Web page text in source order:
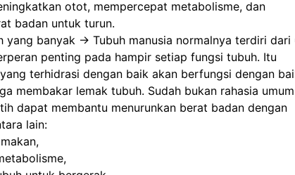
otot, mempercepat metabolisme, dan
badan untuk turun.
yang banyak -> Tubuh manusia normalnya terdiri dari
penting pada hampir setiap fungsi tubuh. Itu
terhidrasi dengan baik akan berfungsi dengan
membakar lemak tubuh. Sudah bukan rahasia
dapat membantu menurunkan berat badan dengan
lain: